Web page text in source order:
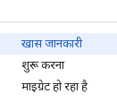
खास जानकारी
शुरू करना
माइग्रेट हो रहा है